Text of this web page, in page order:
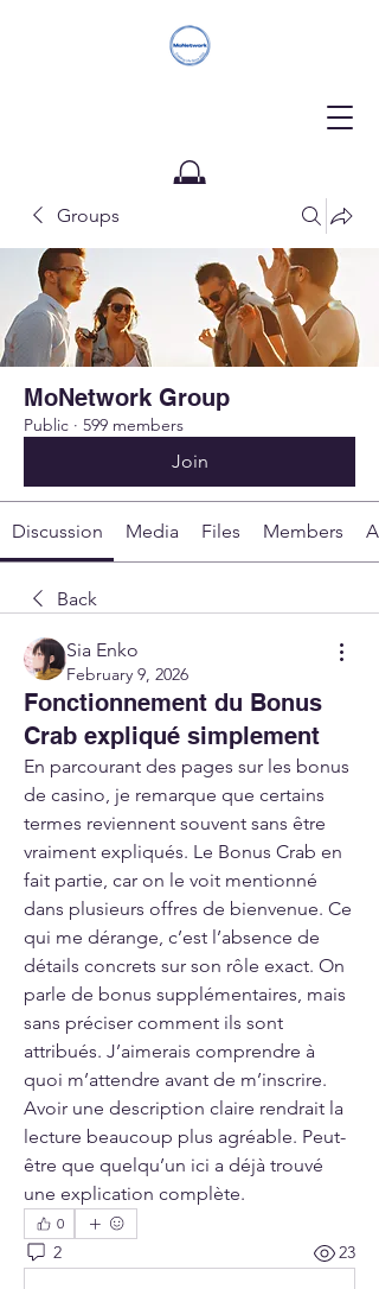
Donate
Groups
MoNetwork Group
Public · 599 members
Join
Discussion Media Files Members
Back
Sia Enko
February 9, 2026
Fonctionnement du Bonus
Crab expliqué simplement
En parcourant des pages sur les bonus
de casino, je remarque que certains
termes reviennent souvent sans être
vraiment expliqués. Le Bonus Crab en
fait partie, car on le voit mentionné
dans plusieurs offres de bienvenue. Ce
qui me dérange, c’est l’absence de
détails concrets sur son rôle exact. On
parle de bonus supplémentaires, mais
sans préciser comment ils sont
attribués. J’aimerais comprendre à
quoi m’attendre avant de m’inscrire.
Avoir une description claire rendrait la
lecture beaucoup plus agréable. Peut-
être que quelqu’un ici a déjà trouvé
une explication complète.
0
2 23